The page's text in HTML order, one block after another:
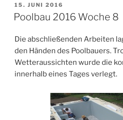
VERÖFFENTLICHT
AM
15. JUNI 2016
Poolbau 2016 Woche 8
Die abschließenden Arbeiten
den Händen des Poolbauers.
Wetteraussichten wurde die
innerhalb eines Tages verlegt.